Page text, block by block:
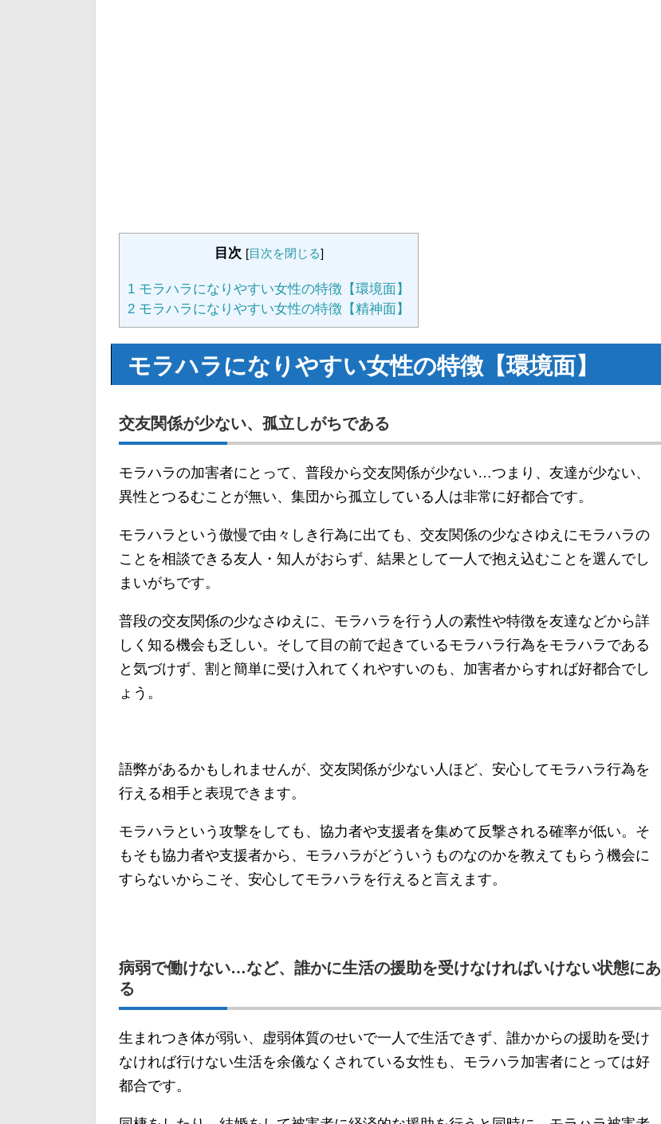
目次 [目次を閉じる]
1 モラハラになりやすい女性の特徴【環境面】
2 モラハラになりやすい女性の特徴【精神面】
モラハラになりやすい女性の特徴【環境面】
交友関係が少ない、孤立しがちである
モラハラの加害者にとって、普段から交友関係が少ない…つまり、友達が少ない、
異性とつるむことが無い、集団から孤立している人は非常に好都合です。
モラハラという傲慢で由々しき行為に出ても、交友関係の少なさゆえにモラハラの
ことを相談できる友人・知人がおらず、結果として一人で抱え込むことを選んでし
まいがちです。
普段の交友関係の少なさゆえに、モラハラを行う人の素性や特徴を友達などから詳
しく知る機会も乏しい。そして目の前で起きているモラハラ行為をモラハラである
と気づけず、割と簡単に受け入れてくれやすいのも、加害者からすれば好都合でし
ょう。
語弊があるかもしれませんが、交友関係が少ない人ほど、安心してモラハラ行為を
行える相手と表現できます。
モラハラという攻撃をしても、協力者や支援者を集めて反撃される確率が低い。そ
もそも協力者や支援者から、モラハラがどういうものなのかを教えてもらう機会に
すらないからこそ、安心してモラハラを行えると言えます。
病弱で働けない…など、誰かに生活の援助を受けなければいけない状態にあ
る
生まれつき体が弱い、虚弱体質のせいで一人で生活できず、誰かからの援助を受け
なければ行けない生活を余儀なくされている女性も、モラハラ加害者にとっては好
都合です。